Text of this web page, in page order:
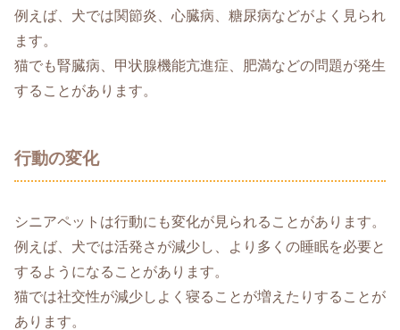
例えば、犬では関節炎、心臓病、糖尿病などがよく見られ
ます。
猫でも腎臓病、甲状腺機能亢進症、肥満などの問題が発生
することがあります。
行動の変化
シニアペットは行動にも変化が見られることがあります。
例えば、犬では活発さが減少し、より多くの睡眠を必要と
するようになることがあります。
猫では社交性が減少しよく寝ることが増えたりすることが
あります。